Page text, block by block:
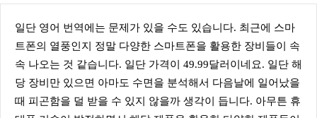
일단 영어 번역에는 문제가 있을 수도 있습니다. 최근에 스마
트폰의 열풍인지 정말 다양한 스마트폰을 활용한 장비들이 속
속 나오는 것 같습니다. 일단 가격이 49.99달러이네요. 일단 해
당 장비만 있으면 아마도 수면을 분석해서 다음날에 일어났을
때 피곤함을 덜 받을 수 있지 않을까 생각이 듭니다. 아무튼 휴